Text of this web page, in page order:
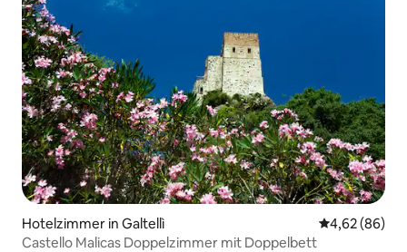
Hotelzimmer in Galtellì
4,62 (86)
Castello Malicas Doppelzimmer mit Doppelbett